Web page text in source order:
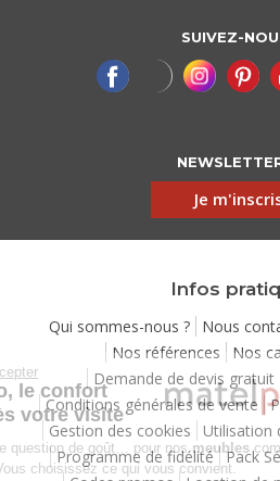
SUIVEZ-
Je
Infos
Qui sommes-nous ? Nous
Nos références
Nos
Demande de devis gratuit
Conditions générales de vente
Gestion des cookies
Utilisation
Programme de fidélité
Pack
Continuer sans accepter
Chez Matelpro, le confort
commence dès votre visite
Leconfort , c'est une question de
pour nos cookies ! Vous choisissez ce